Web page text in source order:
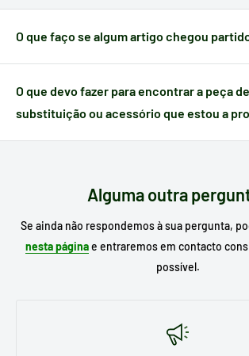
O que faço se algum artigo chegou
Quando um artigo apresenta algum defeito
transporte,
dispõe de 24 horas a partir do
receção
para nos notificar e poder gerir a
O que devo fazer para encontrar a peça de
substituição ou acessório que estou a
Escreva no motor de busca do nosso site o
Alguma outra
Se ainda não respondemos à sua pergunta,
nesta páginae entraremos em contacto
possível.